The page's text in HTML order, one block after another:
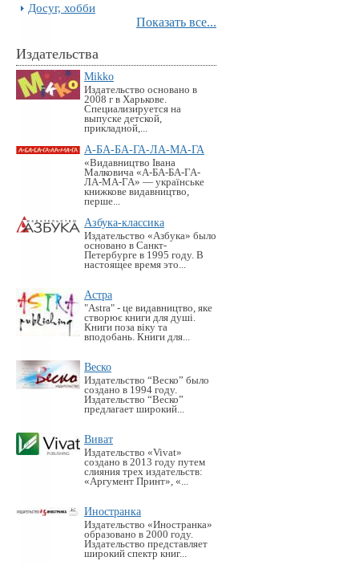
Досуг, хобби
Показать все...
Издательства
Mikko
Издательство основано в
2008 г в Харькове.
Специализируется на
выпуске детской,
прикладной,...
А-БА-БА-ГА-ЛА-МА-ГА
«Видавництво Івана
Малковича «А-БА-БА-ГА-
ЛА-МА-ГА» — українське
книжкове видавництво,
перше...
Азбука-классика
Издательство «Азбука» было
основано в Санкт-
Петербурге в 1995 году. В
настоящее время это...
Астра
"Astra" - це видавництво, яке
створює книги для душі.
Книги поза віку та
вподобань. Книги для...
Веско
Издательство “Веско” было
создано в 1994 году.
Издательство “Веско”
предлагает широкий...
Виват
Издательство «Vivat»
создано в 2013 году путем
слияния трех издательств:
«Аргумент Принт», «...
Иностранка
Издательство «Иностранка»
образовано в 2000 году.
Издательство представляет
широкий спектр книг...